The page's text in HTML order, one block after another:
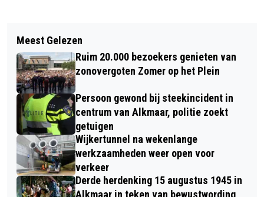
ALKMAAR SHOPPING-NIGHT MEI 2023
KLEURRIJK EN SUCCESVOL
HERKENBARE FOTO’S VERDACHTEN
BESTORMEN AZ-TRIBUNE DINSDAG
BIJ OPSPORING VERZOCHT
Meest Gelezen
Ruim 20.000 bezoekers genieten van
zonovergoten Zomer op het Plein
Persoon gewond bij steekincident in
centrum van Alkmaar, politie zoekt
getuigen
Wijkertunnel na wekenlange
werkzaamheden weer open voor
verkeer
Derde herdenking 15 augustus 1945 in
Alkmaar in teken van bewustwording